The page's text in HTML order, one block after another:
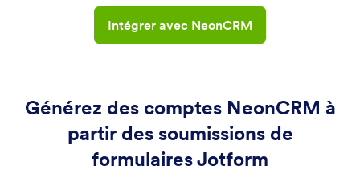
Intégrer avec NeonCRM
Générez des comptes NeonCRM à
partir des soumissions de
formulaires Jotform